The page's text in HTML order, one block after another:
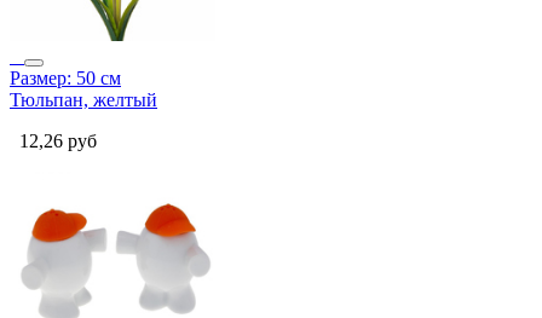
Размер: 50 см
Тюльпан, желтый
12,26 руб